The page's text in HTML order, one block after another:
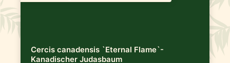
Cercis canadensis `Eternal Flame`-
Kanadischer Judasbaum